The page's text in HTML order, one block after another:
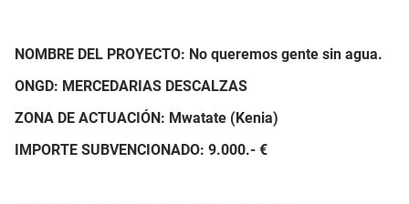
NOMBRE DEL PROYECTO: No queremos gente sin agua.
ONGD: MERCEDARIAS DESCALZAS
ZONA DE ACTUACIÓN: Mwatate (Kenia)
IMPORTE SUBVENCIONADO: 9.000.- €